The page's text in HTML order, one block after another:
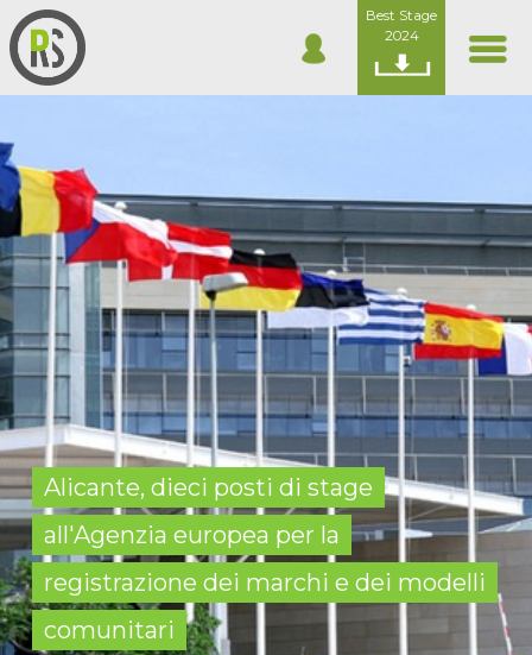
Best Stage
2024
Alicante, dieci posti di stage
all'Agenzia europea per la
registrazione dei marchi e dei modelli
comunitari